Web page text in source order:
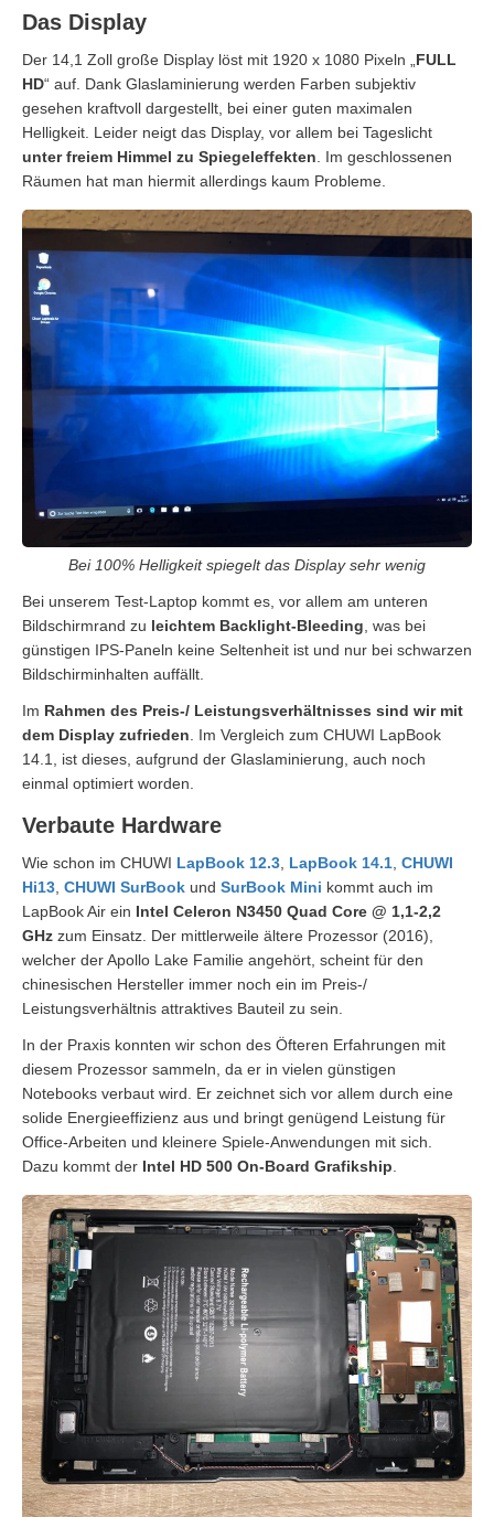
Das Display
Der 14,1 Zoll große Display löst mit 1920 x 1080 Pixeln „FULL
HD“ auf. Dank Glaslaminierung werden Farben subjektiv
gesehen kraftvoll dargestellt, bei einer guten maximalen
Helligkeit. Leider neigt das Display, vor allem bei Tageslicht
unter freiem Himmel zu Spiegeleffekten. Im geschlossenen
Räumen hat man hiermit allerdings kaum Probleme.
Bei 100% Helligkeit spiegelt das Display sehr wenig
Bei unserem Test-Laptop kommt es, vor allem am unteren
Bildschirmrand zu leichtem Backlight-Bleeding, was bei
günstigen IPS-Paneln keine Seltenheit ist und nur bei schwarzen
Bildschirminhalten auffällt.
Im Rahmen des Preis-/ Leistungsverhältnisses sind wir mit
dem Display zufrieden. Im Vergleich zum CHUWI LapBook
14.1, ist dieses, aufgrund der Glaslaminierung, auch noch
einmal optimiert worden.
Verbaute Hardware
Wie schon im CHUWI LapBook 12.3, LapBook 14.1, CHUWI
Hi13, CHUWI SurBook und SurBook Mini kommt auch im
LapBook Air ein Intel Celeron N3450 Quad Core @ 1,1-2,2
GHz zum Einsatz. Der mittlerweile ältere Prozessor (2016),
welcher der Apollo Lake Familie angehört, scheint für den
chinesischen Hersteller immer noch ein im Preis-/
Leistungsverhältnis attraktives Bauteil zu sein.
In der Praxis konnten wir schon des Öfteren Erfahrungen mit
diesem Prozessor sammeln, da er in vielen günstigen
Notebooks verbaut wird. Er zeichnet sich vor allem durch eine
solide Energieeffizienz aus und bringt genügend Leistung für
Office-Arbeiten und kleinere Spiele-Anwendungen mit sich.
Dazu kommt der Intel HD 500 On-Board Grafikship.